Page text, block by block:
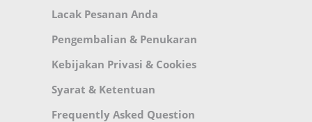
Lacak Pesanan Anda
Pengembalian & Penukaran
Kebijakan Privasi & Cookies
Syarat & Ketentuan
Frequently Asked Question